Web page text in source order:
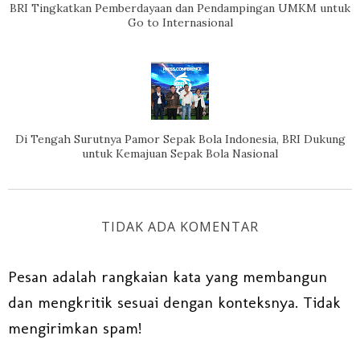
BRI Tingkatkan Pemberdayaan dan Pendampingan UMKM untuk
Go to Internasional
Di Tengah Surutnya Pamor Sepak Bola Indonesia, BRI Dukung
untuk Kemajuan Sepak Bola Nasional
TIDAK ADA KOMENTAR
Pesan adalah rangkaian kata yang membangun
dan mengkritik sesuai dengan konteksnya. Tidak
mengirimkan spam!